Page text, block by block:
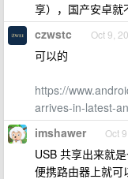
享），国产安卓就
czwstc Oct 9,
可以的
https://
arrives-in-latest-
imshawer Oct
USB 共享出来就
便携路由器上就可